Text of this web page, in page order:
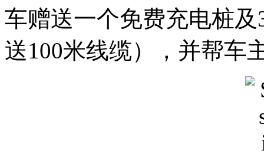
车赠送一个免费充电桩
送100米线缆），并帮车